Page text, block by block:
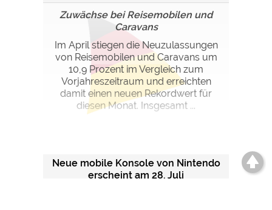
Zuwächse bei Reisemobilen und
Caravans
Im April stiegen die Neuzulassungen
von Reisemobilen und Caravans um
10,9 Prozent im Vergleich zum
Vorjahreszeitraum und erreichten
damit einen neuen Rekordwert für
diesen Monat. Insgesamt ...
Neue mobile Konsole von Nintendo
erscheint am 28. Juli